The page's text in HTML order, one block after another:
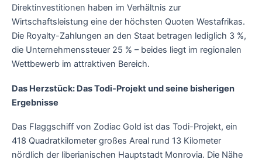
Direktinvestitionen haben im Verhältnis zur
Wirtschaftsleistung eine der höchsten Quoten Westafrikas.
Die Royalty-Zahlungen an den Staat betragen lediglich 3 %,
die Unternehmenssteuer 25 % – beides liegt im regionalen
Wettbewerb im attraktiven Bereich.
Das Herzstück: Das Todi-Projekt und seine bisherigen
Ergebnisse
Das Flaggschiff von Zodiac Gold ist das Todi-Projekt, ein
418 Quadratkilometer großes Areal rund 13 Kilometer
nördlich der liberianischen Hauptstadt Monrovia. Die Nähe